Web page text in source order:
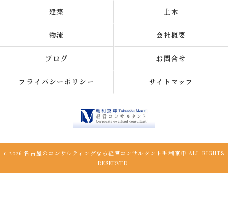
建築 土木
物流 会社概要
ブログ お問合せ
プライバシーポリシー サイトマップ
c 2026 名古屋のコンサルティングなら経営コンサルタント毛利京申 ALL RIGHTS
RESERVED.